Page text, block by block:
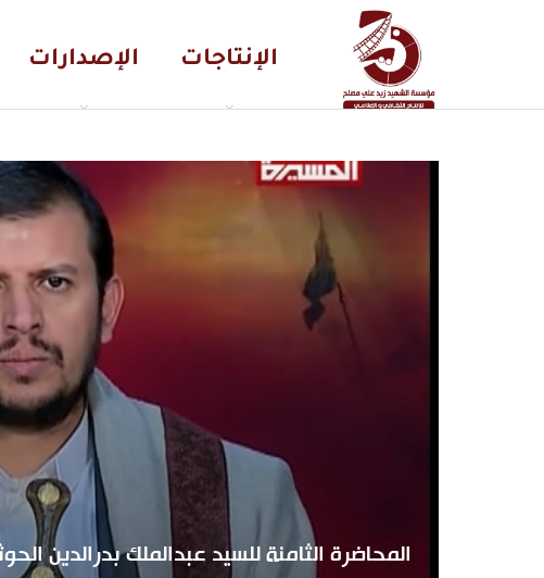
الإنتاجات الإصدارات
المحاضرة الثامنة للسيد عبدالملك بدرالدين